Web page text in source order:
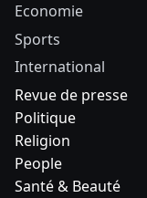
Economie
Sports
International
Revue de presse
Politique
Religion
People
Santé & Beauté